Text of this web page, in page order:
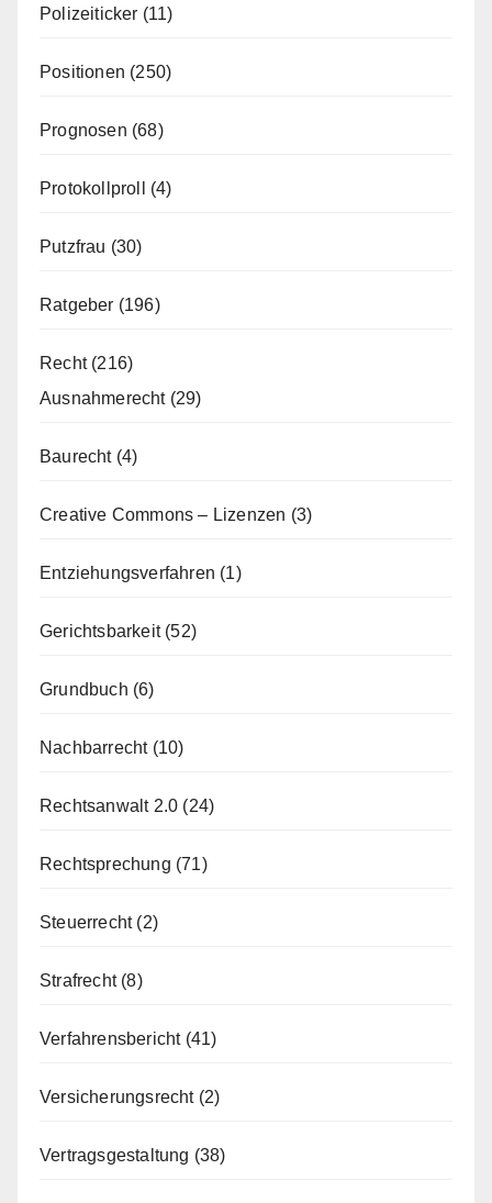
Polizeiticker (11)
Positionen (250)
Prognosen (68)
Protokollproll (4)
Putzfrau (30)
Ratgeber (196)
Recht(216)
Ausnahmerecht(29)
Baurecht(4)
Creative Commons – Lizenzen (3)
Entziehungsverfahren (1)
Gerichtsbarkeit(52)
Grundbuch (6)
Nachbarrecht(10)
Rechtsanwalt 2.0 (24)
Rechtsprechung (71)
Steuerrecht(2)
Strafrecht(8)
Verfahrensbericht(41)
Versicherungsrecht(2)
Vertragsgestaltung (38)